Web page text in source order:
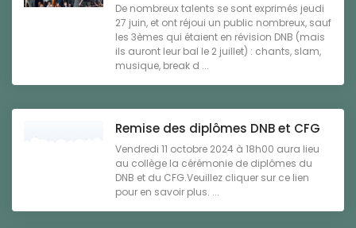
De nombreux talents se sont exprimés jeudi
27 juin, et ont réjoui un public nombreux, sauf
les 3èmes qui étaient en révision DNB (mais
ils auront leur bal le 2 juillet) : chants, slam,
musique, break d ...
Remise des diplômes DNB et CFG
Vendredi 11 octobre 2024 à 18h00 aura lieu
au collège la cérémonie de diplômes du
DNB et du CFG.Veuillez cliquer sur ce lien
pour en savoir plus. ...